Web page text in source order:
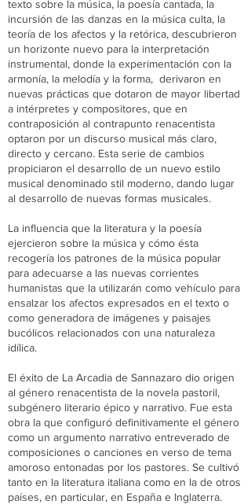
texto sobre la música, la poesía cantada, la
incursión de las danzas en la música culta, la
teoría de los afectos y la retórica, descubrieron
un horizonte nuevo para la interpretación
instrumental, donde la experimentación con la
armonía, la melodía y la forma, derivaron en
nuevas prácticas que dotaron de mayor libertad
a intérpretes y compositores, que en
contraposición al contrapunto renacentista
optaron por un discurso musical más claro,
directo y cercano. Esta serie de cambios
propiciaron el desarrollo de un nuevo estilo
musical denominado stil moderno, dando lugar
al desarrollo de nuevas formas musicales.
La influencia que la literatura y la poesía
ejercieron sobre la música y cómo ésta
recogería los patrones de la música popular
para adecuarse a las nuevas corrientes
humanistas que la utilizarán como vehículo para
ensalzar los afectos expresados en el texto o
como generadora de imágenes y paisajes
bucólicos relacionados con una naturaleza
idílica.
El éxito de La Arcadia de Sannazaro dio origen
al género renacentista de la novela pastoril,
subgénero literario épico y narrativo. Fue esta
obra la que configuró definitivamente el género
como un argumento narrativo entreverado de
composiciones o canciones en verso de tema
amoroso entonadas por los pastores. Se cultivó
tanto en la literatura italiana como en la de otros
países, en particular, en España e Inglaterra.